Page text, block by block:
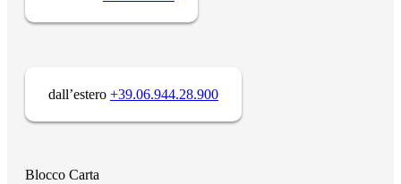
dall’estero +39.06.944.28.900
Blocco Carta